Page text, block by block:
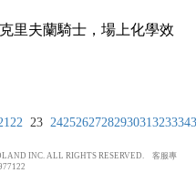
里夫蘭騎士，場上化學效
22 23 2425262728293031323334
INC. ALL RIGHTS RESERVED. 客服專